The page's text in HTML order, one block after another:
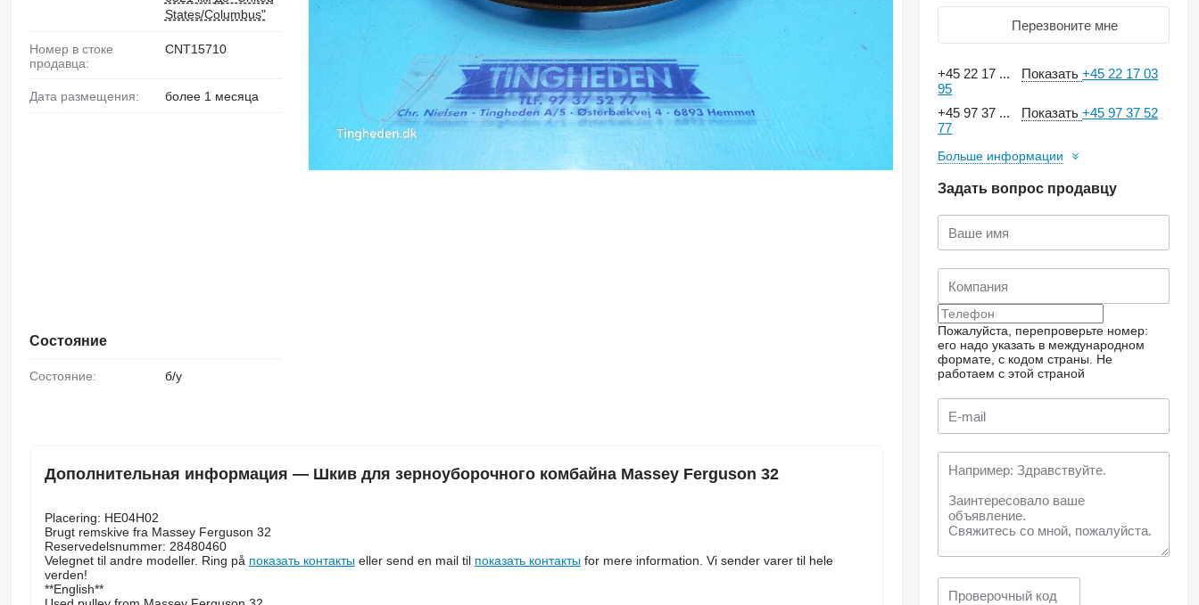
States/Columbus"
Номер в стоке
продавца:
CNT15710
Дата размещения: более 1 месяца
Состояние
Состояние: б/у
Дополнительная информация — Шкив для зерноуборочного комбайна Massey Ferguson 32
Placering: HE04H02
Brugt remskive fra Massey Ferguson 32
Reservedelsnummer: 28480460
Velegnet til andre modeller. Ring på показать контактыeller send en mail til показать контактыfor mere information. Vi sender varer til hele
verden!
**English**
Перезвоните мне
+45 22 17 ... Показать+45 22 17 03
95
+45 97 37 ...
Показать+45 97 37 52
77
Больше информации
Задать вопрос продавцу
Пожалуйста, перепроверьте номер:
его надо указать в международном
формате, с кодом страны.
Не
работаем с этой страной